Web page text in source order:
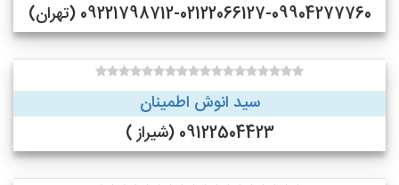
09221798712-02122066127-09904277760 (تهران)
سید انوش اطمینان
09122504423 (شیراز )